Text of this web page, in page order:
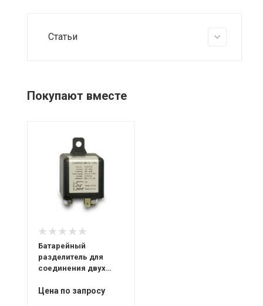
Статьи
Покупают вместе
Батарейный
разделитель для
соединения двух
CHARGE MATE 1202
Цена по запросу